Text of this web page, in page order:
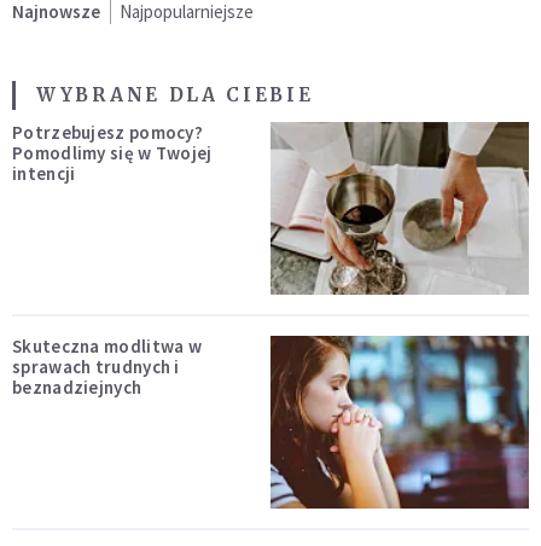
Najnowsze Najpopularniejsze
WYBRANE DLA CIEBIE
Potrzebujesz pomocy?
Pomodlimy się w Twojej
intencji
Skuteczna modlitwa w
sprawach trudnych i
beznadziejnych